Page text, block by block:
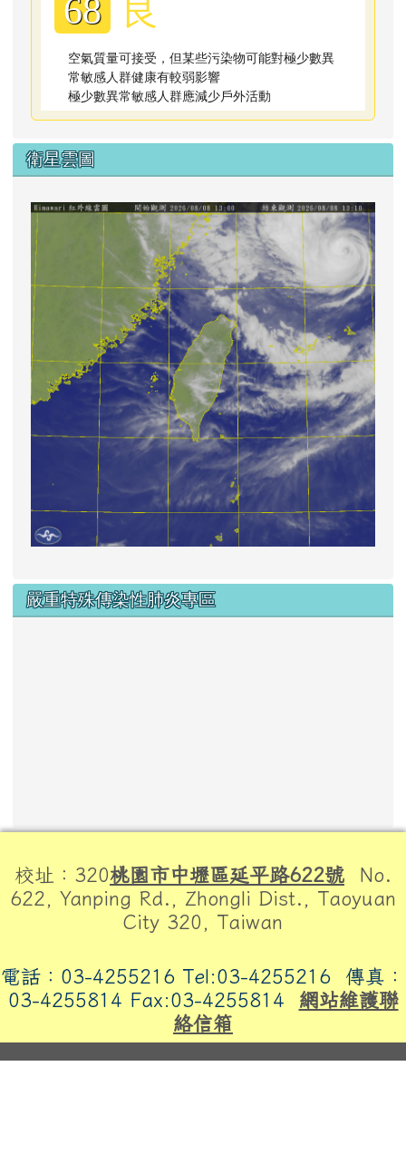
68
空氣質量可接受，但某些污染物可能對極少數異
常敏感人群健康有較弱影響
極少數異常敏感人群應減少戶外活動
衛星雲圖
link
嚴重特殊傳染性肺炎專區
校址：320桃園市中壢區延平路622號 No.
622, Yanping Rd., Zhongli Dist., Taoyuan
City 320, Taiwan
電話：03-4255216 Tel:03-4255216 傳真：
03-4255814 Fax:03-4255814 網站維護聯
絡信箱